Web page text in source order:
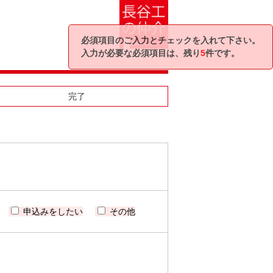
完了
申込みをしたい その他
必須項目のご入力とチェックを入れて下さい。
入力が必要な必須項目は、残り5件です。